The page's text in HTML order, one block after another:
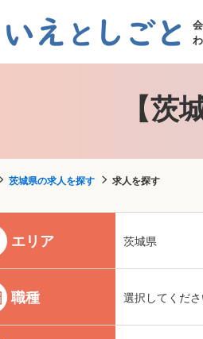
【茨
茨城県の求人を探す 求人を探す
エリア 茨城県
職種 選択してくだ